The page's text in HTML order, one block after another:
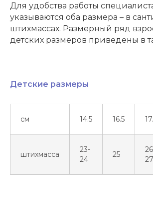
Для удобства работы
указываются оба размера – в
штихмассах. Размерный ряд
детских размеров приведены в
Детские размеры
см 14.5 16.5
штихмасса
23-
24
25
27